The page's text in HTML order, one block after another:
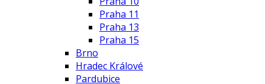
Praha 11
Praha 13
Praha 15
Brno
Hradec Králové
Pardubice